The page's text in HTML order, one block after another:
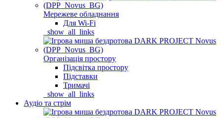
Мережеве обладнання
Для Wi-Fi
_show_all_links
Організація простору
Підсвітка простору
Підставки
Тримачі
_show_all_links
Аудіо та стрім